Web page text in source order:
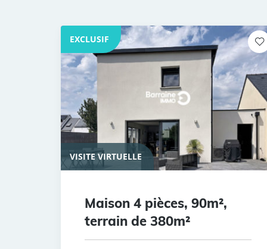
EXCLUSIF
VISITE VIRTUELLE
Maison 4 pièces, 90m²,
terrain de 380m²